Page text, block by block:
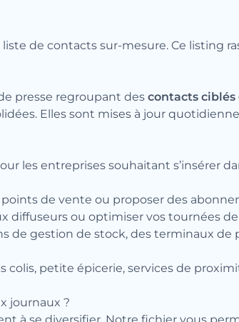
de contacts sur-mesure. Ce listing
presse regroupant des contacts
Elles sont mises à jour
les entreprises souhaitant s’insérer
de vente ou proposer des
diffuseurs ou optimiser vos tournées
de gestion de stock, des terminaux
petite épicerie, services de
journaux ?